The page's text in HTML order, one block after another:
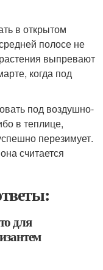
в открытом
полосе не
выпревают
когда под
под воздушно-
в теплице,
перезимует.
считается
для